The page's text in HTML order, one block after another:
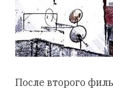
После второго